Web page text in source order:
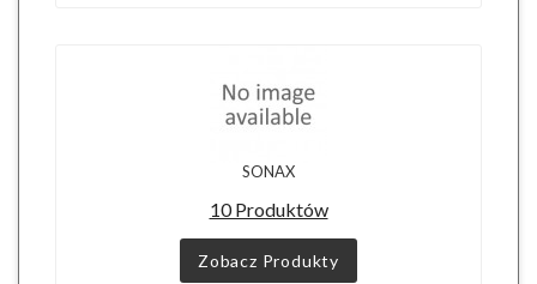
SONAX
10 Produktów
Zobacz Produkty